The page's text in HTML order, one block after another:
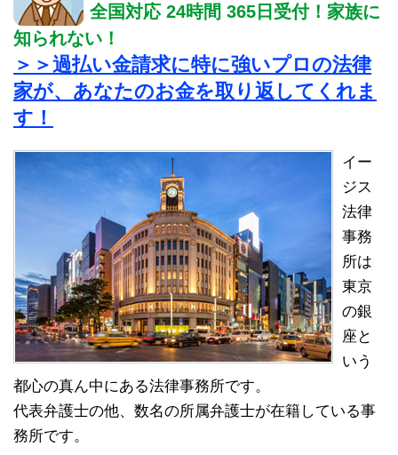
全国対応 24時間 365日受付！家族に
知られない！
＞＞過払い金請求に特に強いプロの法律
家が、あなたのお金を取り返してくれま
す！
イー
ジス
法律
事務
所は
東京
の銀
座と
いう
都心の真ん中にある法律事務所です。
代表弁護士の他、数名の所属弁護士が在籍している事
務所です。